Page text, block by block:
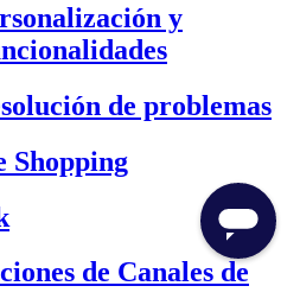
y
de problemas
Shopping
de Canales de